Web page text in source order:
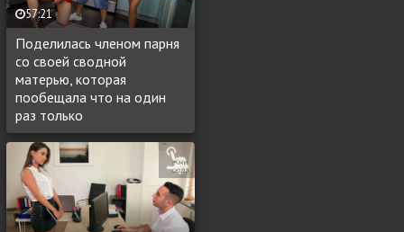
Поделилась членом парня
со своей сводной
матерью, которая
пообещала что на один
раз только
57:21